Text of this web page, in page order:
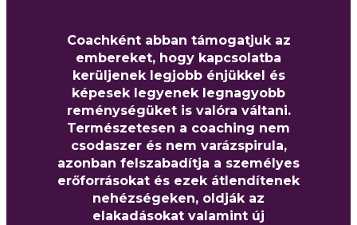
Coachként abban támogatjuk az
embereket, hogy kapcsolatba
kerüljenek legjobb énjükkel és
képesek legyenek legnagyobb
reménységüket is valóra váltani.
Természetesen a coaching nem
csodaszer és nem varázspirula,
azonban felszabadítja a személyes
erőforrásokat és ezek átlendítenek
nehézségeken, oldják az
elakadásokat valamint új